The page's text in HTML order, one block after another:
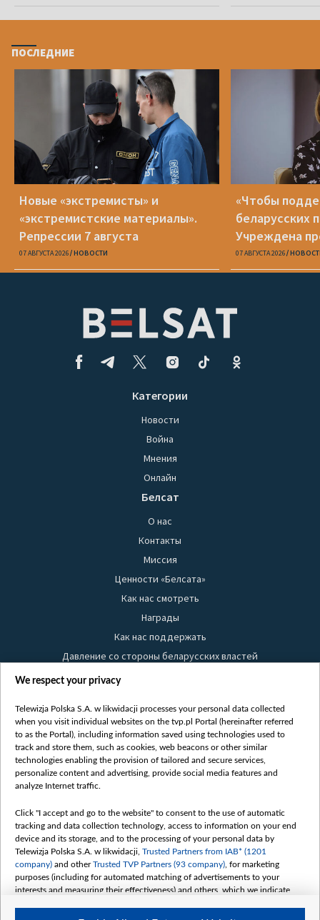
ПОСЛЕДНИЕ
Новые «экстремисты» и
«экстремистские материалы».
Репрессии 7 августа
07 АВГУСТА 2026 НОВОСТИ
«Чтобы
беларусских
Учреждена
Вежновец
07 АВГУСТА 2026
Категории
Новости
Война
Мнения
Онлайн
Белсат
О нас
Контакты
Миссия
Ценности «Белсата»
Как нас смотреть
Награды
Как нас поддержать
Давление со стороны беларусских властей
Правила использования материалов
Безопасность
Youtube
Белсат news
Белсат Life
Belsat English
Biełsat PL
Белсат Now
Белсат Shorts
Белсат History
Белсат Music
We respect your privacy
Telewizja Polska S.A. w likwidacji processes your personal data collected
when you visit individual websites on the tvp.pl Portal (hereinafter referred
to as the Portal), including information saved using technologies used to
track and store them, such as cookies, web beacons or other similar
technologies enabling the provision of tailored and secure services,
personalize content and advertising, provide social media features and
analyze Internet traffic.
Click "I accept and go to the website" to consent to the use of automatic
tracking and data collection technology, access to information on your end
device and its storage, and to the processing of your personal data by
Telewizja Polska S.A. w likwidacji, Trusted Partners from IAB* (1201
company) and otherTrusted TVP Partners (93 company) , for marketing
purposes (including for automated matching of advertisements to your
interests and measuring their effectiveness) and others, which we indicate